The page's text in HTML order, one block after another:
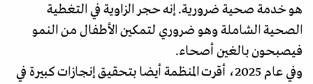
هو خدمة صحية ضرورية. إنه حجر الزاوية في التغطية
الصحية الشاملة وهو ضروري لتمكين الأطفال من النمو
فيصبحون بالغين أصحاء.
وفي عام 2025، أقرت المنظمة أيضا بتحقيق إنجازات كبيرة في